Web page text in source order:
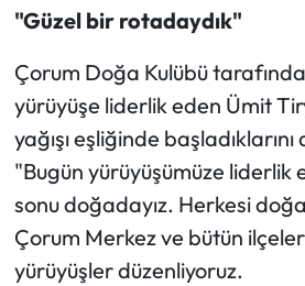
"Güzel bir rotadaydık"
Çorum Doğa Kulübü
yürüyüşe liderlik eden Ümit
yağışı eşliğinde
"Bugün yürüyüşümüze
sonu doğadayız. Herkesi
Çorum Merkez ve bütün
yürüyüşler düzenliyoruz.
Uğurludağ Haberleri
Yaşam
Yayla Haber
Yemek Tarifleri
Yerel Haberler